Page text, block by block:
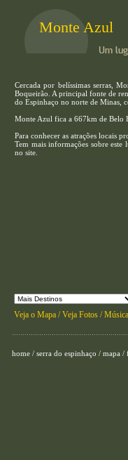
Monte Azul
Cercada por belíssimas serras,
Boqueirão. A principal fonte de
do Espinhaço no norte de Minas,
Monte Azul fica a 667km de Belo
Para conhecer as atrações locais
Tem mais informações sobre
no site.
Veja o Mapa /Veja Fotos /
home / serra do espinhaço / mapa /